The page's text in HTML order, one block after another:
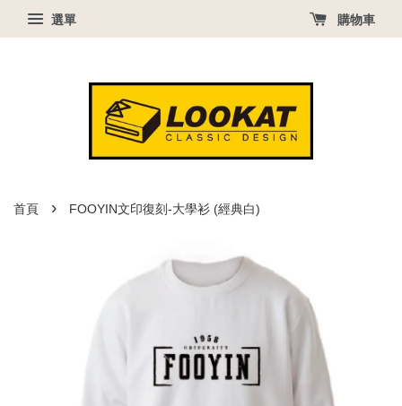
選單 購物車
首頁 › FOOYIN文印復刻-大學衫 (經典白)